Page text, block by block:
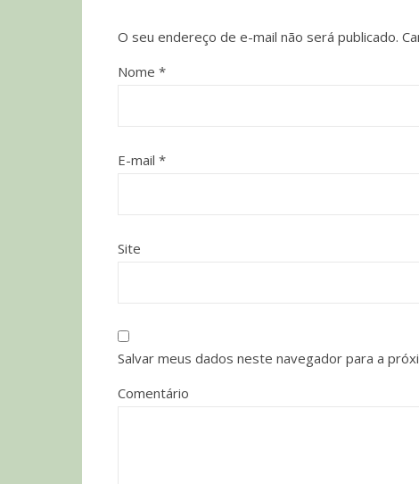
O seu endereço de e-mail não será publicado.
Nome *
E-mail *
Site
Salvar meus dados neste navegador para a
Comentário